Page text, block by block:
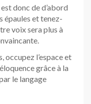
donc de d’abord
épaules et tenez-
voix sera plus à
occupez l’espace et
grâce à la
le langage